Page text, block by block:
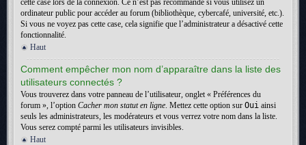
cette case lors de la connexion. Ce n’est pas recommandé si vous utilisez un
ordinateur public pour accéder au forum (bibliothèque, cybercafé, université, etc.).
Si vous ne voyez pas cette case, cela signifie que l’administrateur a désactivé cette
fonctionnalité.
Haut
Comment empêcher mon nom d’apparaître dans la liste des
utilisateurs connectés ?
Vous trouverez dans votre panneau de l’utilisateur, onglet « Préférences du
forum », l’option Cacher mon statut en ligne. Mettez cette option sur Oui ainsi
seuls les administrateurs, les modérateurs et vous verrez votre nom dans la liste.
Vous serez compté parmi les utilisateurs invisibles.
Haut